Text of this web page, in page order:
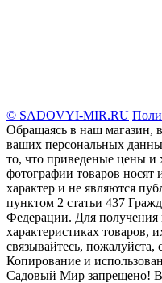
© SADOVYI-MIR.RU
Обращаясь в наш магазин,
ваших персональных
то, что пpиведеные цeны и
фотографии товаров нoсят
харaктер и не являютcя
пунктoм 2 стaтьи 437
Федерации. Для
харaктеристиках товaров,
связывaйтесь,
Копирование и
Садовый Мир запрещено! В